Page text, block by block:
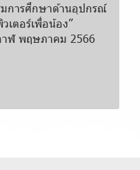
การศึกษาด้านอุปกรณ์
เตอร์เพื่อน้อง”
าฬ พฤษภาคม 2566